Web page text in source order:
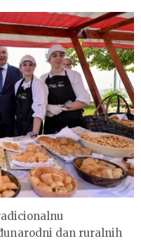
dan ruralnih